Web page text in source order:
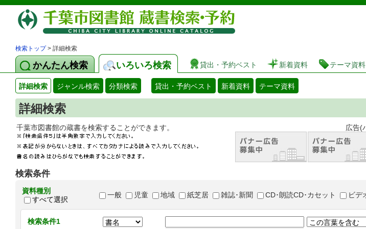
図書館 蔵書検索・予約システム
検索トップ> 詳細検索
かんたん検索 いろいろ検索 貸出・予約ベスト 新着資料 テーマ資料
詳細検索 ジャンル検索 分類検索 貸出・予約ベスト 新着資料 テーマ資料
詳細検索
千葉市図書館の蔵書を検索することができます。 広告(バナー広告等につい
検索条件
資料種別
すべて選択
一般 児童 地域 紙芝居 雑誌･新聞 CD･朗読CD･カセット ビデ
検索条件1